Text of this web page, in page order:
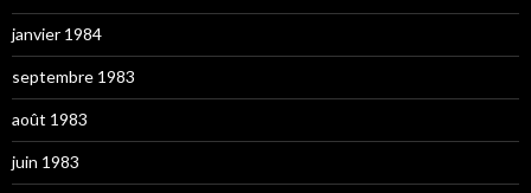
janvier 1984
septembre 1983
août 1983
juin 1983